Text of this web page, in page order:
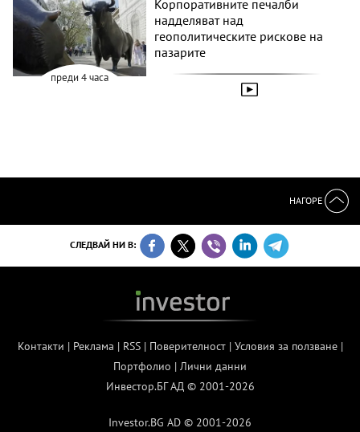
преди 4 часа
Корпоративните печалби
надделяват над
геополитическите рискове на
пазарите
НАГОРЕ
СЛЕДВАЙ НИ В:
Контакти | Реклама | RSS| Поверителност| Условия за ползване|
Портфолио | Лични данни
Инвестор.БГ АД © 2001-2026
Investor.BG AD © 2001-2026